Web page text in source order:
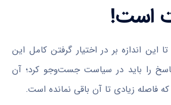
است!
این اندازه بر در اختیار گرفتن کامل این
را باید در سیاست جست‌و‌جو کرد؛ آن
که فاصله زیادی تا آن باقی نمانده است.